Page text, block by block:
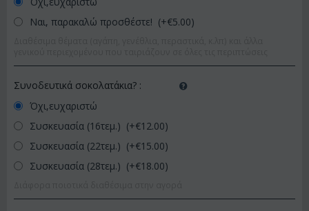
Ναι, παρακαλώ προσθέστε! (+€5.00)
Συνοδευτικά σοκολατάκια? :
Όχι,ευχαριστώ
Συσκευασία (16τεμ.) (+€12.00)
Συσκευασία (22τεμ.) (+€15.00)
Συσκευασία (28τεμ.) (+€18.00)